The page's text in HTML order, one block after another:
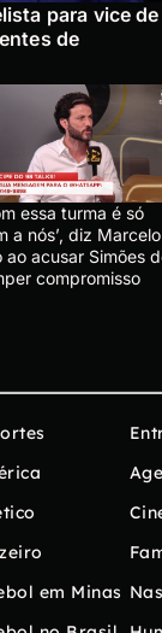
para vice de
de
essa turma é só
a nós’, diz Marcelo
ao acusar Simões
compromisso
em Minas